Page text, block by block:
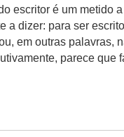
escritor é um metido
a dizer: para ser
em outras palavras,
parece que